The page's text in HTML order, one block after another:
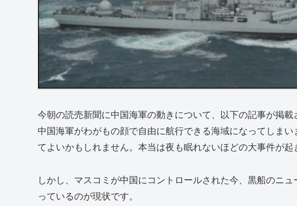
今朝の読売新聞に中国海軍の動きについて、以下の記事が掲載
中国海軍がわがもの顔で自由に航行できる海域になってしま
てよいかもしれません。本当は夜も眠れないほどの大事件が起
しかし、マスコミが中国にコントロールされた今、黒船のニ
っているのが現状です。